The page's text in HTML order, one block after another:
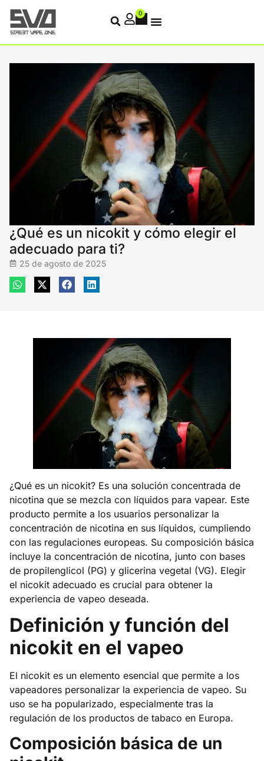
0
¿Qué es un nicokit y cómo elegir el
adecuado para ti?
25 de agosto de 2025
¿Qué es un nicokit? Es una solución concentrada de
nicotina que se mezcla con líquidos para vapear. Este
producto permite a los usuarios personalizar la
concentración de nicotina en sus líquidos, cumpliendo
con las regulaciones europeas. Su composición básica
incluye la concentración de nicotina, junto con bases
de propilenglicol (PG) y glicerina vegetal (VG). Elegir
el nicokit adecuado es crucial para obtener la
experiencia de vapeo deseada.
Definición y función del
nicokit en el vapeo
El nicokit es un elemento esencial que permite a los
vapeadores personalizar la experiencia de vapeo. Su
uso se ha popularizado, especialmente tras la
regulación de los productos de tabaco en Europa.
Composición básica de un